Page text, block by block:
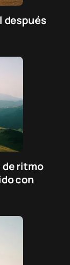
después
ritmo
con